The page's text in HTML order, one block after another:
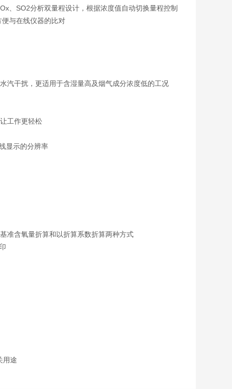
、SO2分析双量程设计，根据浓度值自动切换量程控制
与在线仪器的比对
汽干扰，更适用于含湿量高及烟气成分浓度低的工况
工作更轻松
显示的分辨率
准含氧量折算和以折算系数折算两种方式
用途